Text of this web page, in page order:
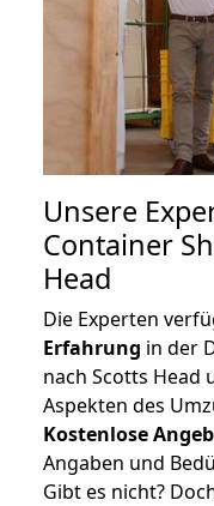
Unsere
Container
Head
Die Experten
Erfahrung in der
nach Scotts Head
Aspekten des
Kostenlose
Angaben und
Gibt es nicht?